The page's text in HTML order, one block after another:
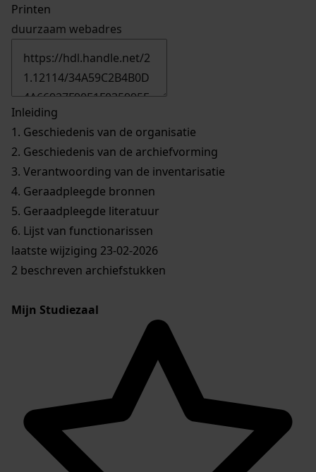
Printen
duurzaam webadres
Inleiding
1. Geschiedenis van de organisatie
2. Geschiedenis van de archiefvorming
3. Verantwoording van de inventarisatie
4. Geraadpleegde bronnen
5. Geraadpleegde literatuur
6. Lijst van functionarissen
laatste wijziging 23-02-2026
2 beschreven archiefstukken
Mijn Studiezaal